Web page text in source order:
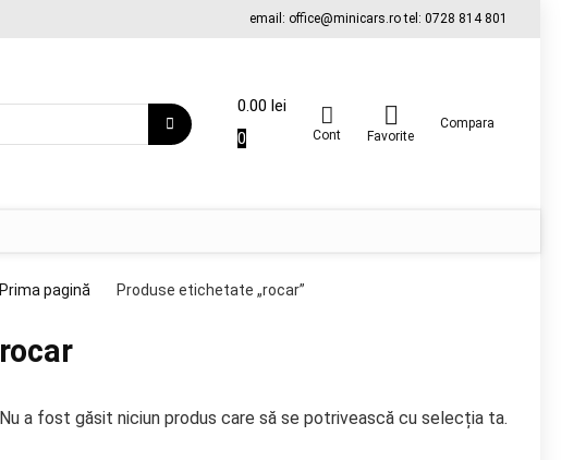
email: office@minicars.ro tel: 0728 814 801
0.00 lei
0
Cont Favorite
Compara
Prima pagină Produse etichetate „rocar”
rocar
Nu a fost găsit niciun produs care să se potrivească cu selecția ta.